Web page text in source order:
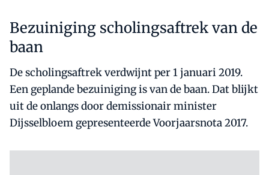
Bezuiniging scholingsaftrek van de
baan
De scholingsaftrek verdwijnt per 1 januari 2019.
Een geplande bezuiniging is van de baan. Dat blijkt
uit de onlangs door demissionair minister
Dijsselbloem gepresenteerde Voorjaarsnota 2017.